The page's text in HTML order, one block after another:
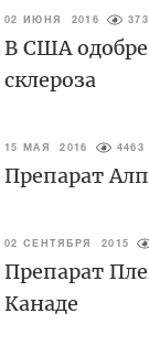
02 ИЮНЯ 2016
В США
склероза
15 МАЯ 2016 4463
Препарат
02 СЕНТЯБРЯ 2015
Препарат
Канаде